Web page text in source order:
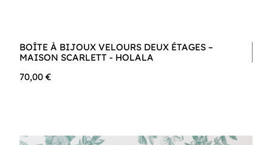
BOÎTE À BIJOUX VELOURS DEUX ÉTAGES –
MAISON SCARLETT - HOLALA
70,00 €